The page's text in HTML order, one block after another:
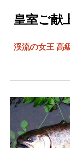
皇室ご献
渓流の女王 高